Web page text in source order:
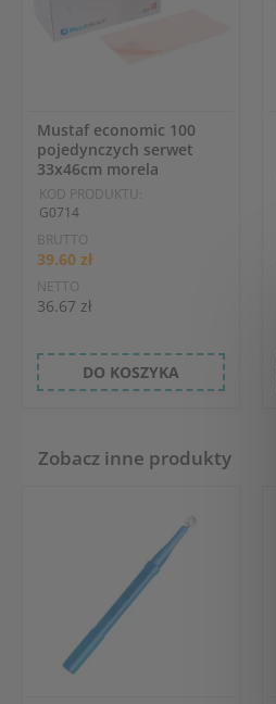
Mustaf economic 100
pojedynczych serwet
33x46cm morela
KOD PRODUKTU:
G0714
BRUTTO
39.60 zł
NETTO
36.67 zł
DO KOSZYKA
Zobacz inne produkty